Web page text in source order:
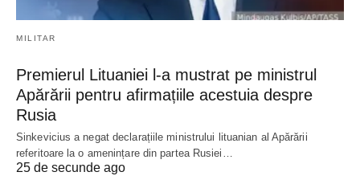
MILITAR
Premierul Lituaniei l-a mustrat pe ministrul
Apărării pentru afirmațiile acestuia despre
Rusia
Sinkevicius a negat declarațiile ministrului lituanian al Apărării
referitoare la o amenințare din partea Rusiei…
25 de secunde ago